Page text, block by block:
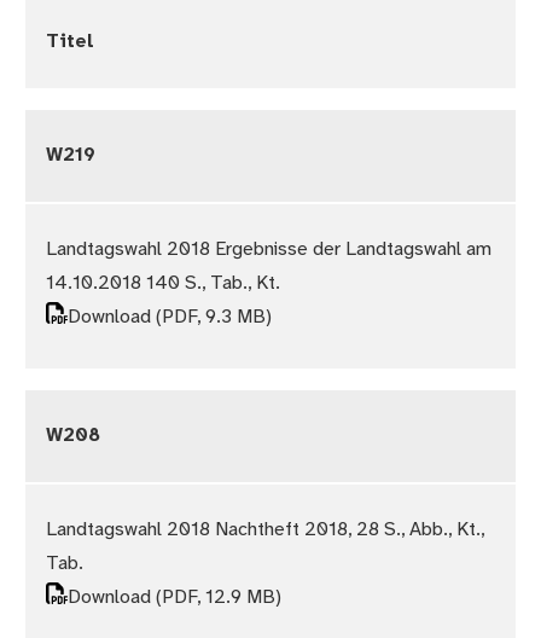
Titel
W219
Landtagswahl 2018 Ergebnisse der Landtagswahl am
14.10.2018 140 S., Tab., Kt.
Download(PDF, 9.3 MB)
W208
Landtagswahl 2018 Nachtheft 2018, 28 S., Abb., Kt.,
Tab.
Download(PDF, 12.9 MB)